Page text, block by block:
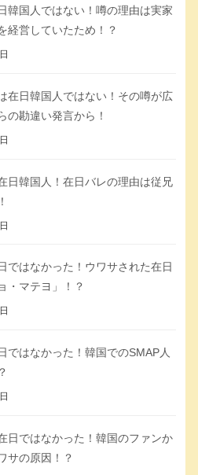
韓国人ではない！噂の理由は実家
経営していたため！？
在日韓国人ではない！その噂が広
の勘違い発言から！
日韓国人！在日バレの理由は従兄
ではなかった！ウワサされた在日
・マテヨ」！？
ではなかった！韓国でのSMAP人
日ではなかった！韓国のファンか
サの原因！？